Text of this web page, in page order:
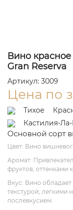
Вино
Gran Reserva
Артикул: 3009
Цена по
Тихое
Кастилия-
Основной сорт
Цвет: Вино
Аромат:
фруктов, оттенками
Вкус: Вино
текстурой, легкими
послевкусием.